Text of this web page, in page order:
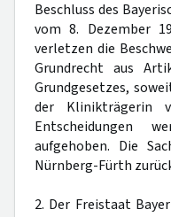
Beschluss des
vom 8. Dezember
verletzen die
Grundrecht aus
Grundgesetzes,
der Klinikträgerin
Entscheidungen
aufgehoben. Die
Nürnberg-Fürth
2. Der Freistaat